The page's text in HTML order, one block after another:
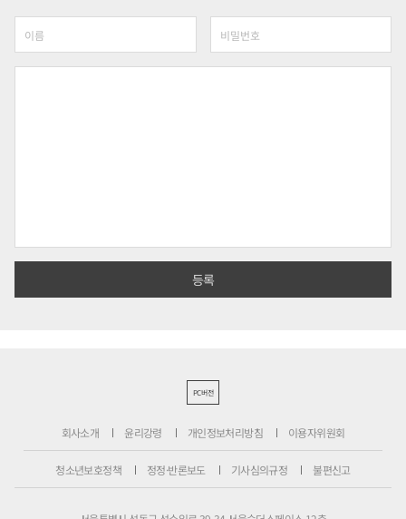
PC버전
회사소개 윤리강령 개인정보처리방침 이용자위원회
청소년보호정책 정정·반론보도 기사심의규정 불편신고